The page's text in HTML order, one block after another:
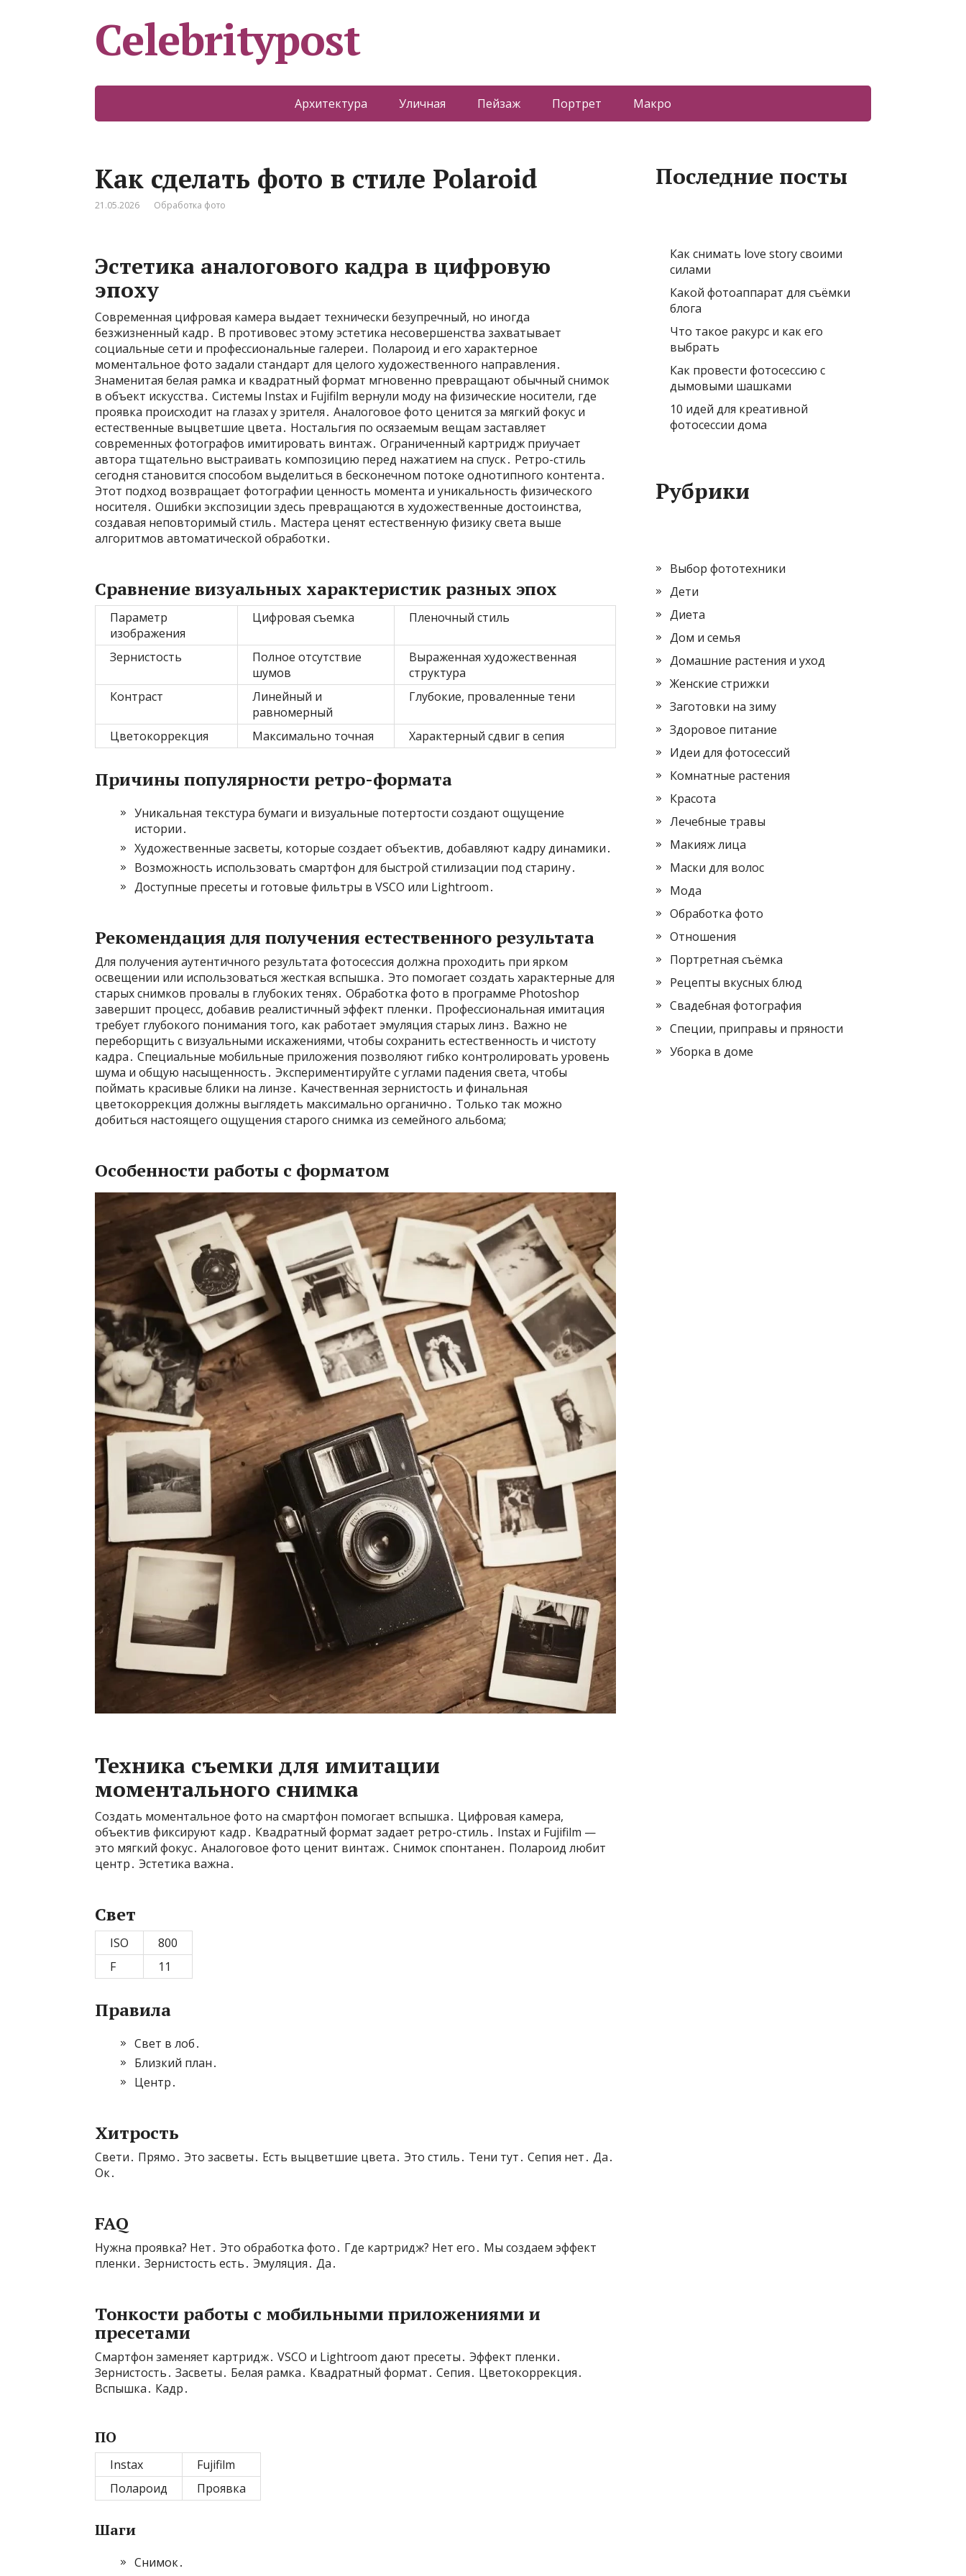
Celebritypost
Архитектура Уличная Пейзаж Портрет Макро
Как сделать фото в стиле Polaroid
21.05.2026 Обработка фото
Эстетика аналогового кадра в цифровую
эпоху
Современная цифровая камера выдает технически безупречный, но иногда
безжизненный кадр․ В противовес этому эстетика несовершенства захватывает
социальные сети и профессиональные галереи․ Полароид и его характерное
моментальное фото задали стандарт для целого художественного направления․
Знаменитая белая рамка и квадратный формат мгновенно превращают обычный снимок
в объект искусства․ Системы Instax и Fujifilm вернули моду на физические носители, где
проявка происходит на глазах у зрителя․ Аналоговое фото ценится за мягкий фокус и
естественные выцветшие цвета․ Ностальгия по осязаемым вещам заставляет
современных фотографов имитировать винтаж․ Ограниченный картридж приучает
автора тщательно выстраивать композицию перед нажатием на спуск․ Ретро-стиль
сегодня становится способом выделиться в бесконечном потоке однотипного контента․
Этот подход возвращает фотографии ценность момента и уникальность физического
носителя․ Ошибки экспозиции здесь превращаются в художественные достоинства,
создавая неповторимый стиль․ Мастера ценят естественную физику света выше
алгоритмов автоматической обработки․
Сравнение визуальных характеристик разных эпох
Параметр
изображения
Цифровая съемка Пленочный стиль
Зернистость
Полное отсутствие
шумов
Выраженная художественная
структура
Контраст
Линейный и
равномерный
Глубокие, проваленные тени
Цветокоррекция Максимально точная Характерный сдвиг в сепия
Причины популярности ретро-формата
Уникальная текстура бумаги и визуальные потертости создают ощущение
истории․
Художественные засветы, которые создает объектив, добавляют кадру динамики․
Возможность использовать смартфон для быстрой стилизации под старину․
Доступные пресеты и готовые фильтры в VSCO или Lightroom․
Рекомендация для получения естественного результата
Для получения аутентичного результата фотосессия должна проходить при ярком
освещении или использоваться жесткая вспышка․ Это помогает создать характерные для
старых снимков провалы в глубоких тенях․ Обработка фото в программе Photoshop
завершит процесс, добавив реалистичный эффект пленки․ Профессиональная имитация
требует глубокого понимания того, как работает эмуляция старых линз․ Важно не
переборщить с визуальными искажениями, чтобы сохранить естественность и чистоту
кадра․ Специальные мобильные приложения позволяют гибко контролировать уровень
шума и общую насыщенность․ Экспериментируйте с углами падения света, чтобы
поймать красивые блики на линзе․ Качественная зернистость и финальная
цветокоррекция должны выглядеть максимально органично․ Только так можно
добиться настоящего ощущения старого снимка из семейного альбома;
Особенности работы с форматом
Техника съемки для имитации
моментального снимка
Создать моментальное фото на смартфон помогает вспышка․ Цифровая камера,
объектив фиксируют кадр․ Квадратный формат задает ретро-стиль․ Instax и Fujifilm —
это мягкий фокус․ Аналоговое фото ценит винтаж․ Снимок спонтанен․ Полароид любит
центр․ Эстетика важна․
Свет
ISO
800
F
11
Правила
Свет в лоб․
Близкий план․
Центр․
Хитрость
Свети․ Прямо․ Это засветы․ Есть выцветшие цвета․ Это стиль․ Тени тут․ Сепия нет․ Да․
Ок․
FAQ
Нужна проявка? Нет․ Это обработка фото․ Где картридж? Нет его․ Мы создаем эффект
пленки․ Зернистость есть․ Эмуляция․ Да․
Тонкости работы с мобильными приложениями и
пресетами
Смартфон заменяет картридж․ VSCO и Lightroom дают пресеты․ Эффект пленки․
Зернистость․ Засветы․ Белая рамка․ Квадратный формат․ Сепия․ Цветокоррекция․
Вспышка․ Кадр․
ПО
Instax
Fujifilm
Полароид
Проявка
Шаги
Снимок․
Последние посты
Как снимать love story своими
силами
Какой фотоаппарат для съёмки
блога
Что такое ракурс и как его
выбрать
Как провести фотосессию с
дымовыми шашками
10 идей для креативной
фотосессии дома
Рубрики
Выбор фототехники
Дети
Диета
Дом и семья
Домашние растения и уход
Женские стрижки
Заготовки на зиму
Здоровое питание
Идеи для фотосессий
Комнатные растения
Красота
Лечебные травы
Макияж лица
Маски для волос
Мода
Обработка фото
Отношения
Портретная съёмка
Рецепты вкусных блюд
Свадебная фотография
Специи, приправы и пряности
Уборка в доме